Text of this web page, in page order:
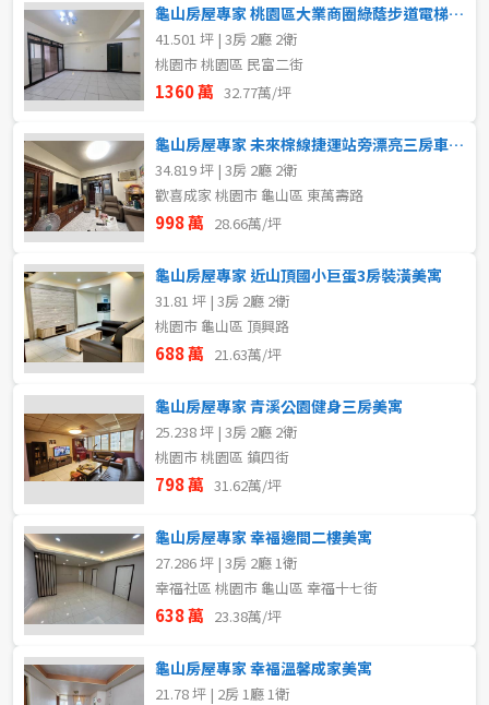
龜山房屋專家 桃園區大業商圈綠蔭步道電梯三房
41.501 坪 | 3房 2廳 2衛
桃園市 桃園區 民富二街
1360 萬 32.77萬/坪
龜山房屋專家 未來棕線捷運站旁漂亮三房車美寓
34.819 坪 | 3房 2廳 2衛
歡喜成家 桃園市 龜山區 東萬壽路
998 萬 28.66萬/坪
龜山房屋專家 近山頂國小巨蛋3房裝潢美寓
31.81 坪 | 3房 2廳 2衛
桃園市 龜山區 頂興路
688 萬 21.63萬/坪
龜山房屋專家 青溪公園健身三房美寓
25.238 坪 | 3房 2廳 2衛
桃園市 桃園區 鎮四街
798 萬 31.62萬/坪
龜山房屋專家 幸福邊間二樓美寓
27.286 坪 | 3房 2廳 1衛
幸福社區 桃園市 龜山區 幸福十七街
638 萬 23.38萬/坪
龜山房屋專家 幸福溫馨成家美寓
21.78 坪 | 2房 1廳 1衛